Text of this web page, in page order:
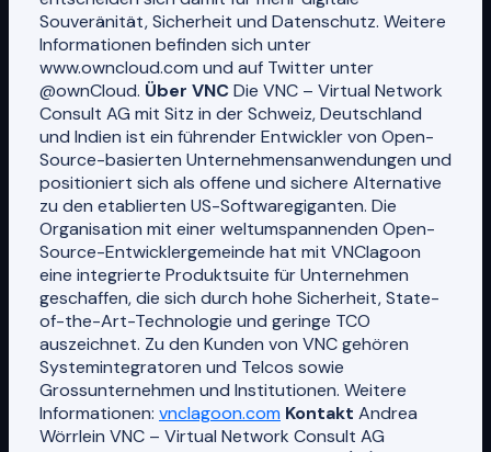
Souveränität, Sicherheit und Datenschutz. Weitere
Informationen befinden sich unter
www.owncloud.com und auf Twitter unter
@ownCloud. Über VNCDie VNC – Virtual Network
Consult AG mit Sitz in der Schweiz, Deutschland
und Indien ist ein führender Entwickler von Open-
Source-basierten Unternehmensanwendungen und
positioniert sich als offene und sichere Alternative
zu den etablierten US-Softwaregiganten. Die
Organisation mit einer weltumspannenden Open-
Source-Entwicklergemeinde hat mit VNClagoon
eine integrierte Produktsuite für Unternehmen
geschaffen, die sich durch hohe Sicherheit, State-
of-the-Art-Technologie und geringe TCO
auszeichnet. Zu den Kunden von VNC gehören
Systemintegratoren und Telcos sowie
Grossunternehmen und Institutionen. Weitere
Informationen: vnclagoon.com Kontakt Andrea
Wörrlein VNC – Virtual Network Consult AG